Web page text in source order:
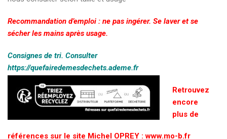
Recommandation d’emploi : ne pas ingérer. Se laver et se
sécher les mains après usage.
Consignes de tri. Consulter
https://quefairedemesdechets.ademe.fr
Retrouvez
encore
plus de
références sur le site Michel OPREY : www.mo-b.fr